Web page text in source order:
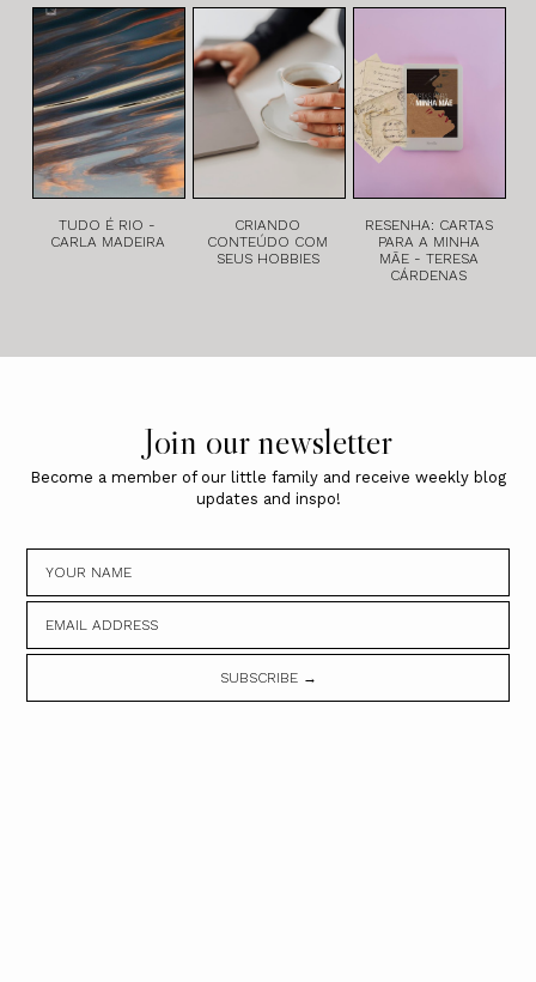
TUDO É RIO -
CARLA MADEIRA
CRIANDO
CONTEÚDO COM
SEUS HOBBIES
RESENHA: CARTAS
PARA A MINHA
MÃE - TERESA
CÁRDENAS
Join our newsletter
Become a member of our little family and receive weekly blog
updates and inspo!